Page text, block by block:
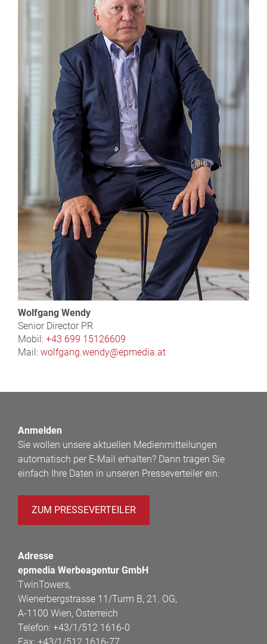
Wolfgang Wendy
Senior Director PR
Mobil: +43 699 15126609
Mail: wolfgang.wendy@epmedia.at
Anmelden
Sie wollen unsere aktuellen Medienmitteilungen
automatisch per E-Mail erhalten? Dann tragen Sie
einfach Ihre Daten in unseren Presseverteiler ein:
ZUM PRESSEVERTEILER
Adresse
epmedia Werbeagentur GmbH
TwinTowers,
Wienerbergstrasse 11/Turm B, 21. OG,
A-1100 Wien, Österreich
Telefon: +43/1/512 1616-0